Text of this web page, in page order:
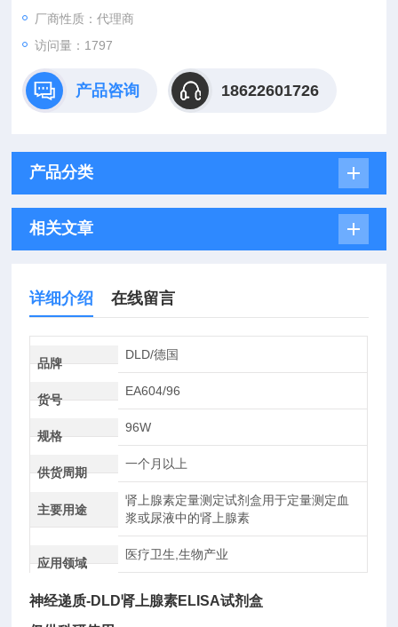
厂商性质：代理商
访问量：1797
产品咨询 18622601726
产品分类
相关文章
详细介绍 在线留言
品牌
DLD/德国
货号
EA604/96
规格
96W
供货周期
一个月以上
主要用途
肾上腺素定量测定试剂盒用于定量测定血
浆或尿液中的肾上腺素
应用领域
医疗卫生,生物产业
神经递质-DLD肾上腺素ELISA试剂盒